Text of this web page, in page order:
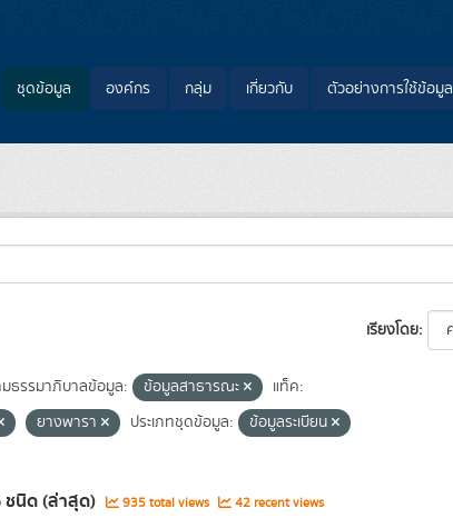
ชุดข้อมูล องค์กร กลุ่ม เกี่ยวกับ ตัวอย่างการใช้ข้อมูล
เรียงโดย
ธรรมาภิบาลข้อมูล: ข้อมูลสาธารณะ
แท็ค:
ยางพารา ประเภทชุดข้อมูล: ข้อมูลระเบียน
นิด (ล่าสุด) 935 total views 42 recent views